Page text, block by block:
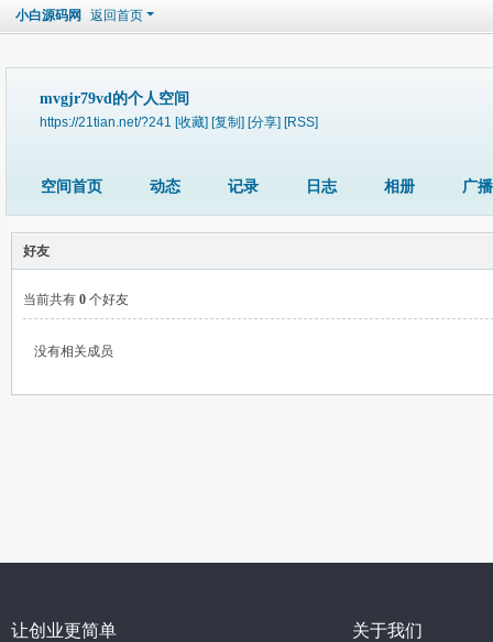
小白源码网 返回首页
mvgjr79vd的个人空间
https://21tian.net/?241 [收藏] [复制] [分享] [RSS]
空间首页 动态 记录 日志 相册 广播
好友
当前共有 0 个好友
没有相关成员
让创业更简单 关于我们